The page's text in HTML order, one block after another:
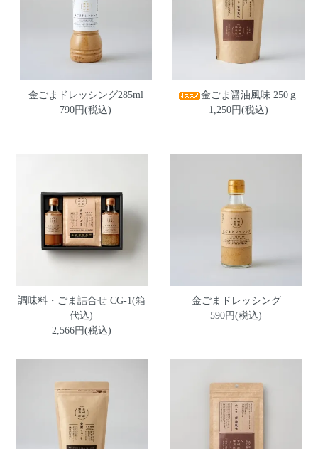
金ごまドレッシング285ml
790円(税込)
金ごま醤油風味 250ｇ
1,250円(税込)
調味料・ごま詰合せ CG-1(箱
代込)
2,566円(税込)
金ごまドレッシング
590円(税込)